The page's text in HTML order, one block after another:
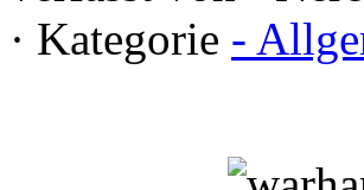
· Kategorie -